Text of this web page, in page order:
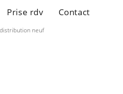
Prise rdv Contact
neuf